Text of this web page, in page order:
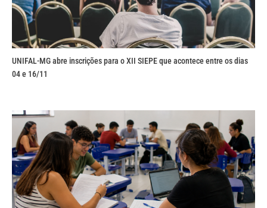
UNIFAL-MG abre inscrições para o XII SIEPE que acontece entre os dias
04 e 16/11